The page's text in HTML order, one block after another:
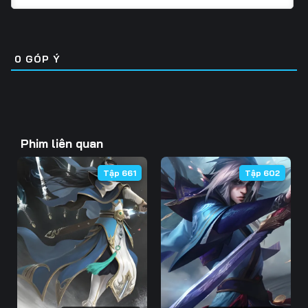
Tập 49
Tập 58
Tập 61 Tập 62 Tập 63
Tập 64 Tập 65 Tập 66
Tập 67 Tập 68 Tập 69
Tập 70 Tập 71 Tập 72
Tập 73 Tập 74 Tập 75
Tập 31 Tập 32 Tập 33
Tập 37 Tập 38 Tập 39
Tập 46 Tập 47 Tập 48
Tập 49 Tập 50 Tập 51
Tập 52 Tập 53 Tập 54
Tập 56 Tập 57
Tập 58 Tập 59 Tập 60
0 GÓP Ý
Phim liên quan
Tập 661 Tập 602